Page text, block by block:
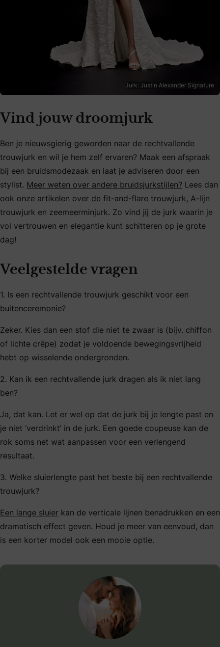
Jurk: Justin Alexander Signature
Vind jouw droomjurk
Ben je nieuwsgierig geworden naar de rechtvallende
trouwjurk en wil je hem zelf ervaren? Maak een afspraak
bij een bruidsmodezaak en laat je adviseren door een
stylist. Meer weten over andere bruidsjurkstijlen? Lees dan
ook onze artikelen over de fit-and-flare trouwjurk, A-lijn
trouwjurk en zeemeerminjurk. Zo vind jij de jurk waarin je
vol vertrouwen en elegantie kunt schitteren op je grote
dag!
Veelgestelde vragen
1. Is een rechtvallende trouwjurk geschikt voor een
buitenceremonie?
Zeker. Kies dan een stof die niet te zwaar is (bijv. chiffon
of lichte crêpe) zodat je voldoende bewegingsvrijheid
hebt op wisselende ondergronden.
2. Kan ik een rechtvallende jurk dragen als ik niet lang
ben?
Ja, dat kan. Let er wel op dat de jurk bij je lengte past en
je niet ‘verdrinkt’ in de jurk. Een goede coupeuse kan de
rok soms net wat aanpassen voor een verlengend
resultaat.
3. Welke sluierlengte past het beste bij een rechtvallende
trouwjurk?
Een lange sluier kan de verticale lijnen benadrukken en een
dramatisch effect geven. Houd je meer van eenvoud, dan
is een korter model ook een mooie optie.